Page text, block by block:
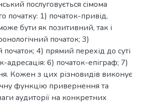
послуговується сімома
початку: 1) початок-привід,
бути як позитивний, так і
початок; 3)
4) прямий перехід до суті
адресація: 6) початок-епіграф; 7)
Кожен з цих різновидів виконує
функцію привернення та
аудиторії на конкретних